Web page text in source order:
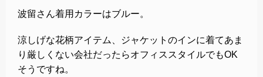
波留さん着用カラーはブルー。
涼しげな花柄アイテム、ジャケットのインに着てあま
り厳しくない会社だったらオフィススタイルでもOK
そうですね。